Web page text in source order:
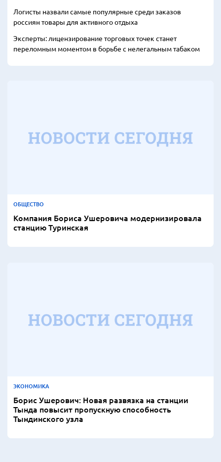
Логисты назвали самые популярные среди заказов
россиян товары для активного отдыха
Эксперты: лицензирование торговых точек станет
переломным моментом в борьбе с нелегальным табаком
ОБЩЕСТВО
Компания Бориса Ушеровича модернизировала
станцию Туринская
ЭКОНОМИКА
Борис Ушерович: Новая развязка на станции
Тында повысит пропускную способность
Тындинского узла